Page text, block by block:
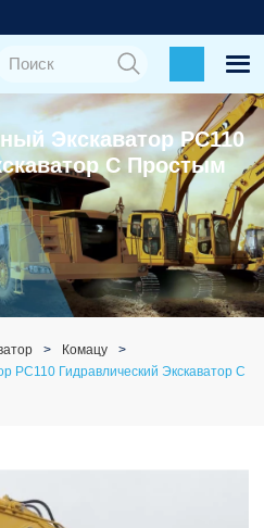
Экскаватор PC110
С Простым
Комацу
Гидравлический Экскаватор С